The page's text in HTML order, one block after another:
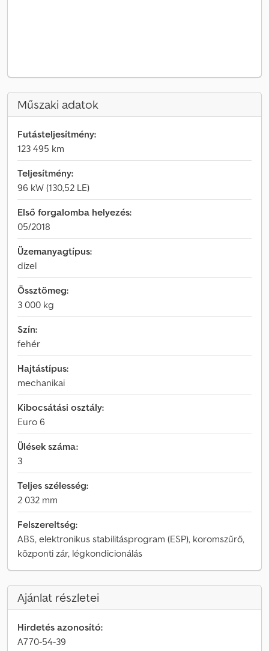
Műszaki adatok
Futásteljesítmény:
123 495 km
Teljesítmény:
96 kW (130,52 LE)
Első forgalomba helyezés:
05/2018
Üzemanyagtípus:
dízel
Össztömeg:
3 000 kg
Szín:
fehér
Hajtástípus:
mechanikai
Kibocsátási osztály:
Euro 6
Ülések száma:
3
Teljes szélesség:
2 032 mm
Felszereltség:
ABS, elektronikus stabilitásprogram (ESP), koromszűrő,
központi zár, légkondicionálás
Ajánlat részletei
Hirdetés azonosító:
A770-54-39